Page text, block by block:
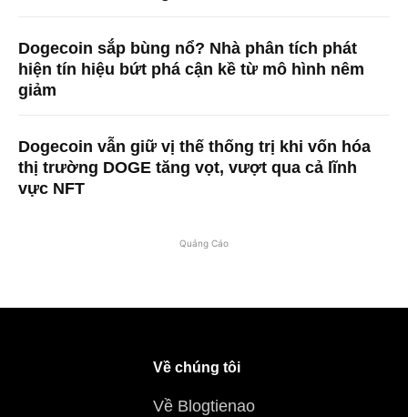
Dogecoin sắp bùng nổ? Nhà phân tích phát
hiện tín hiệu bứt phá cận kề từ mô hình nêm
giảm
Dogecoin vẫn giữ vị thế thống trị khi vốn hóa
thị trường DOGE tăng vọt, vượt qua cả lĩnh
vực NFT
Quảng Cáo
Về chúng tôi
Về Blogtienao